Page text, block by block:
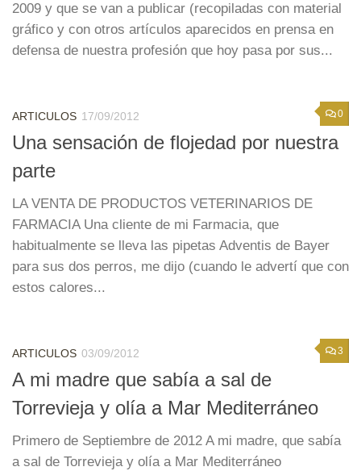
2009 y que se van a publicar (recopiladas con material
gráfico y con otros artículos aparecidos en prensa en
defensa de nuestra profesión que hoy pasa por sus...
0
ARTICULOS 17/09/2012
Una sensación de flojedad por nuestra
parte
LA VENTA DE PRODUCTOS VETERINARIOS DE
FARMACIA Una cliente de mi Farmacia, que
habitualmente se lleva las pipetas Adventis de Bayer
para sus dos perros, me dijo (cuando le advertí que con
estos calores...
3
ARTICULOS 03/09/2012
A mi madre que sabía a sal de
Torrevieja y olía a Mar Mediterráneo
Primero de Septiembre de 2012 A mi madre, que sabía
a sal de Torrevieja y olía a Mar Mediterráneo